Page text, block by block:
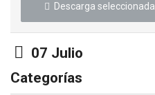
Descarga seleccionada
Carpeta
07 Julio
Categorías